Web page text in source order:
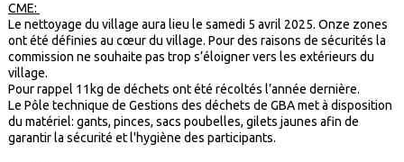
CME:
Le nettoyage du village aura lieu le samedi 5 avril 2025. Onze zones
ont été définies au cœur du village. Pour des raisons de sécurités la
commission ne souhaite pas trop s’éloigner vers les extérieurs du
village.
Pour rappel 11kg de déchets ont été récoltés l’année dernière.
Le Pôle technique de Gestions des déchets de GBA met à disposition
du matériel: gants, pinces, sacs poubelles, gilets jaunes afin de
garantir la sécurité et l'hygiène des participants.